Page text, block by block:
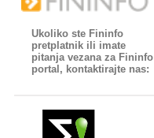
Ukoliko ste Fininfo
pretplatnik ili imate
pitanja vezana za Fininfo
portal, kontaktirajte nas: